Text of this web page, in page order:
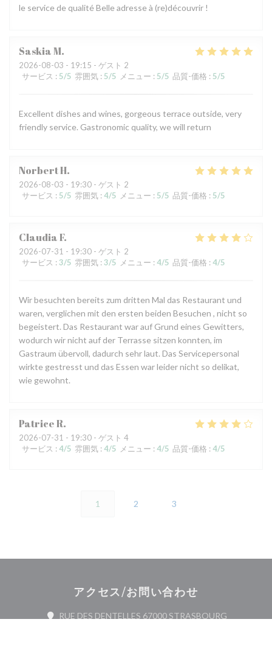
le service de qualité Belle adresse à (re)découvrir !
SaskiaM
2026-08-03 - 19:15 - ゲスト 2
サービス : 5/5 雰囲気 : 5/5 メニュー : 5/5 品質-価格 : 5/5
Excellent dishes and wines, gorgeous terrace outside, very
friendly service. Gastronomic quality, we will return
NorbertH
2026-08-03 - 19:30 - ゲスト 2
サービス : 5/5 雰囲気 : 4/5 メニュー : 5/5 品質-価格 : 5/5
ClaudiaF
2026-07-31 - 19:30 - ゲスト 2
サービス : 3/5 雰囲気 : 3/5 メニュー : 4/5 品質-価格 : 4/5
Wir besuchten bereits zum dritten Mal das Restaurant und
waren, verglichen mit den ersten beiden Besuchen , nicht so
begeistert. Das Restaurant war auf Grund eines Gewitters,
wodurch wir nicht auf der Terrasse sitzen konnten, im
Gastraum übervoll, dadurch sehr laut. Das Servicepersonal
wirkte gestresst und das Essen war leider nicht so delikat,
wie gewohnt.
PatriceR
2026-07-31 - 19:30 - ゲスト 4
サービス : 4/5 雰囲気 : 4/5 メニュー : 4/5 品質-価格 : 4/5
1 2 3
アクセス/お問い合わせ
RUE DES DENTELLES 67000 STRASBOURG